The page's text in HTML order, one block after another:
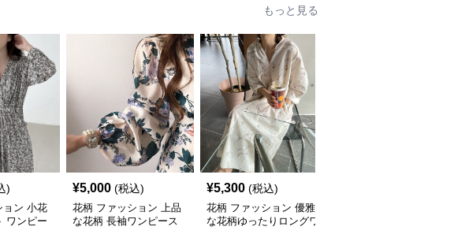
もっと見る
)
ョン 小花
ワンピー
¥5,000 (税込)
花柄 ファッション 上品
な花柄 長袖ワンピース
¥5,300 (税込)
花柄 ファッション 優雅
な花柄ゆったりロングワ